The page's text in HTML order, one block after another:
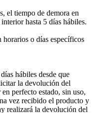
el tiempo de demora en
hasta 5 días hábiles.
horarios o días específicos
hábiles desde que
la devolución del
perfecto estado, sin uso,
vez recibido el producto y
realizará la devolución del